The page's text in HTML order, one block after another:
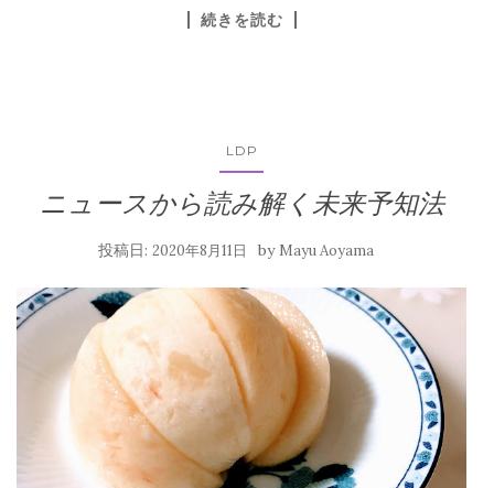
続きを読む
LDP
ニュースから読み解く未来予知法
投稿日: 2020年8月11日 by Mayu Aoyama